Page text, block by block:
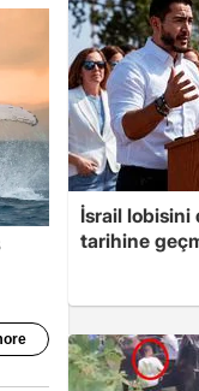
İsrail lobisini
tarihine